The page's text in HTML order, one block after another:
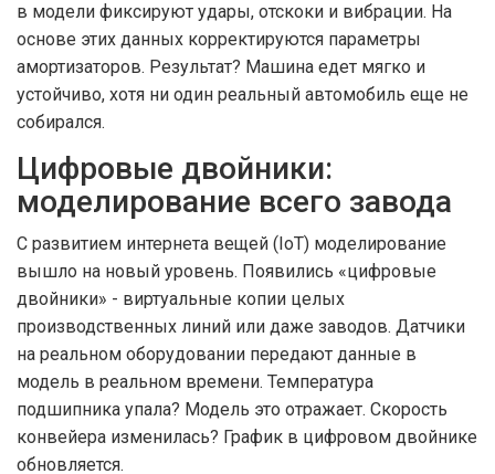
в модели фиксируют удары, отскоки и вибрации. На
основе этих данных корректируются параметры
амортизаторов. Результат? Машина едет мягко и
устойчиво, хотя ни один реальный автомобиль еще не
собирался.
Цифровые двойники:
моделирование всего завода
С развитием интернета вещей (IoT) моделирование
вышло на новый уровень. Появились «цифровые
двойники» - виртуальные копии целых
производственных линий или даже заводов. Датчики
на реальном оборудовании передают данные в
модель в реальном времени. Температура
подшипника упала? Модель это отражает. Скорость
конвейера изменилась? График в цифровом двойнике
обновляется.